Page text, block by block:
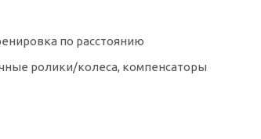
по расстоянию
ролики/колеса, компенсаторы